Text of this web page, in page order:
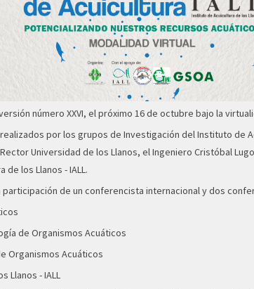
número XXVI, el próximo 16 de octubre bajo la
por los grupos de Investigación del Instituto de
Universidad de los Llanos, el Ingeniero Cristóbal
de los Llanos - IALL.
de un conferencista internacional y dos
de Organismos Acuáticos
Organismos Acuáticos
Llanos - IALL